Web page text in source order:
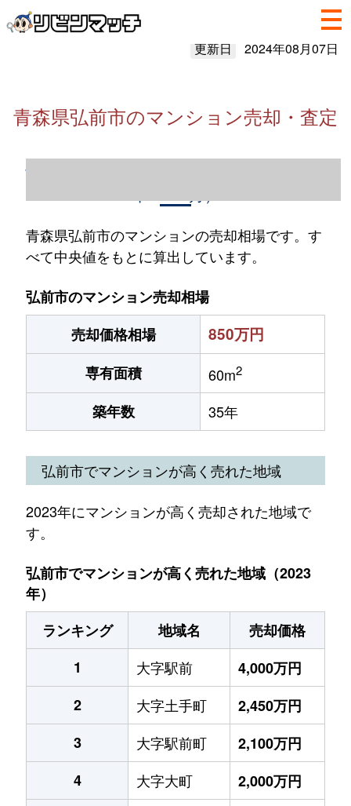
更新日 2024年08月07日
青森県弘前市のマンション売却・査定
青森県弘前市のマンション売却情報（2023
青森県弘前市のマンションの売却相場です。す
べて中央値をもとに算出しています。
弘前市のマンション売却相場
売却価格相場
850万円
専有面積 60m2
築年数 35年
弘前市でマンションが高く売れた地域
2023年にマンションが高く売却された地域で
す。
弘前市でマンションが高く売れた地域（2023
年）
ランキング
地域名
売却価格
1
大字駅前
4,000万円
2
大字土手町
2,450万円
3
大字駅前町
2,100万円
4
大字大町
2,000万円